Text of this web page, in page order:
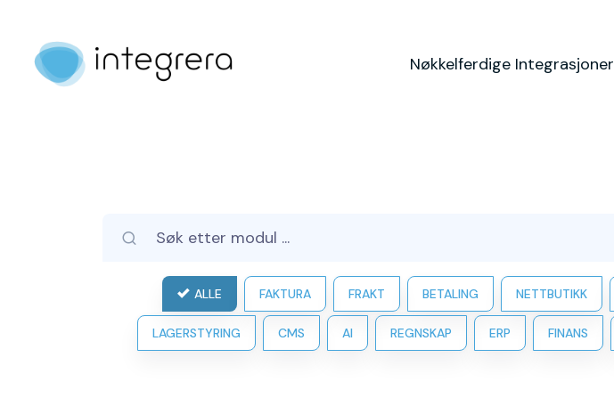
Nøkkelferdige Integrasjoner
ALLE FAKTURA FRAKT BETALING NETTBUTIKK
LAGERSTYRING CMS AI REGNSKAP ERP FINANS